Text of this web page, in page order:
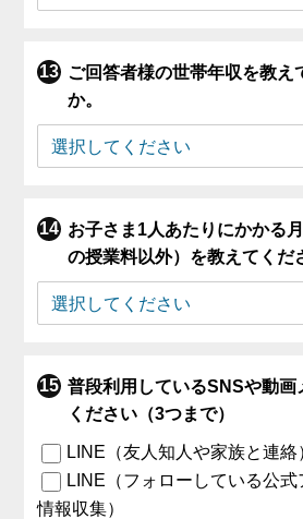
ご回答者様の世帯年収を教え
か。
お子さま1人あたりにかかる
の授業料以外）を教えてくだ
普段利用しているSNSや動画
ください（3つまで）
LINE（友人知人や家族と連絡
LINE（フォローしている公
情報収集）